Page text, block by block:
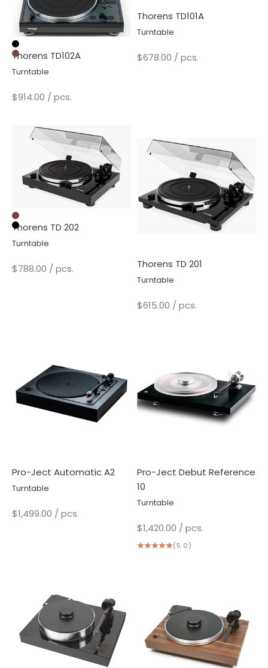
Thorens TD102A
Turntable
Sale price/ pcs.
$914.00
Black
Walnut
Thorens TD101A
Turntable
Sale price/ pcs.
$678.00
Thorens TD 202
Turntable
Sale price/ pcs.
$788.00
Walnut
Black
Thorens TD 201
Turntable
Sale price/ pcs.
$615.00
Pro-Ject Automatic A2
Turntable
Sale price / pcs.
$1,499.00
Pro-Ject Debut Reference
10
Turntable
Sale price/ pcs.
$1,420.00
(5.0)